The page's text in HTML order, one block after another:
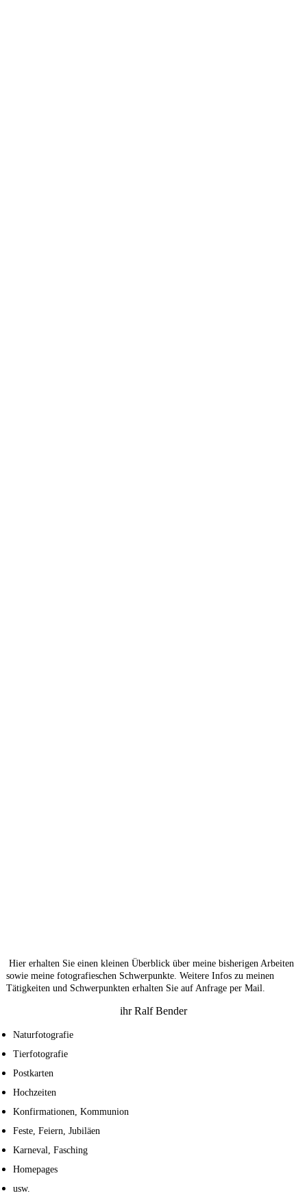
Hier erhalten Sie einen kleinen Überblick über meine bisherigen Arbeiten
sowie meine fotografieschen Schwerpunkte. Weitere Infos zu meinen
Tätigkeiten und Schwerpunkten erhalten Sie auf Anfrage per Mail.
ihr Ralf Bender
Naturfotografie
Tierfotografie
Postkarten
Hochzeiten
Konfirmationen, Kommunion
Feste, Feiern, Jubiläen
Karneval, Fasching
Homepages
usw.